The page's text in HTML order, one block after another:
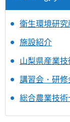
衛生環境研
施設紹介
山梨県産業
講習会・研
総合農業技